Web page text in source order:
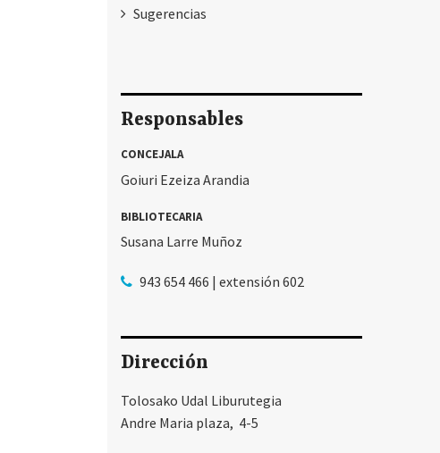
Sugerencias
Responsables
CONCEJALA
Goiuri Ezeiza Arandia
BIBLIOTECARIA
Susana Larre Muñoz
943 654 466 | extensión 602
Dirección
Tolosako Udal Liburutegia
Andre Maria plaza, 4-5